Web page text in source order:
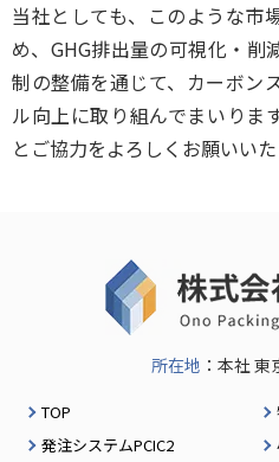
当社としても、このような市
め、GHG排出量の可視化・削
制の整備を通じて、カーボン
ル向上に取り組んでまいりま
とご協力をよろしくお願いいた
所在地 ：本社
TOP
発注システムPCIC2